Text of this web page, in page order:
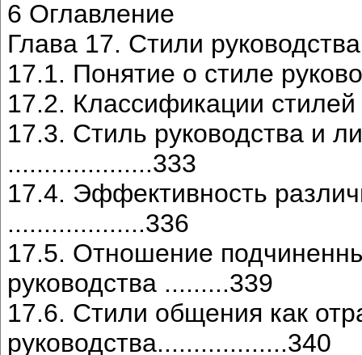
6 Оглавление
Глава 17. Стили
17.1. Понятие о стиле
17.2. Классификации
17.3. Стиль руководства и
....................333
17.4. Эффективность
...................336
17.5. Отношение
руководства .........339
17.6. Стили общения как
руководства..................340